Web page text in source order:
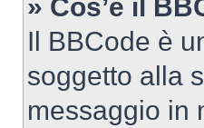
» Cos’è il
Il BBCode è
soggetto alla
messaggio in